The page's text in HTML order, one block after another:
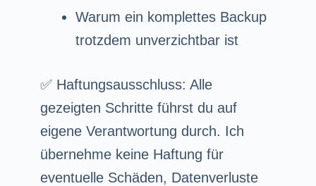
Warum ein komplettes Backup
trotzdem unverzichtbar ist
✅ Haftungsausschluss: Alle
gezeigten Schritte führst du auf
eigene Verantwortung durch. Ich
übernehme keine Haftung für
eventuelle Schäden, Datenverluste